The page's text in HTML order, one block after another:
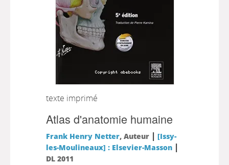
texte imprimé
Atlas d'anatomie humaine
Frank Henry Netter, Auteur | [Issy-
les-Moulineaux] : Elsevier-Masson|
DL 2011